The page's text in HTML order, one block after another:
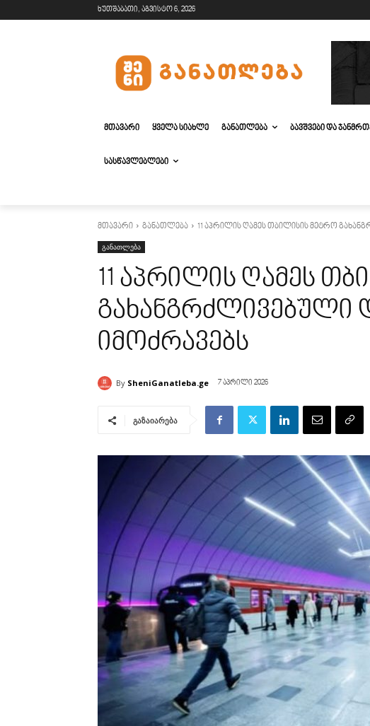
ხუთშაბათი, აგვისტო 6, 2026
ᲛᲗᲐᲕᲐᲠᲘ ᲧᲕᲔᲚᲐ ᲡᲘᲐᲮᲚᲔ ᲒᲐᲜᲐᲗᲚᲔᲑᲐ ᲑᲐᲕᲨᲕᲔᲑᲘ ᲓᲐ
ᲡᲐᲡᲬᲐᲕᲚᲔᲑᲚᲔᲑᲘ
მთავარი განათლება 11 აპრილის ღამეს თბილისის მეტრო
განათლება
11 აპრილის ღამეს
იმოძრავებს
By SheniGanatleba.ge 7 აპრილი 2026
გაზაიარება